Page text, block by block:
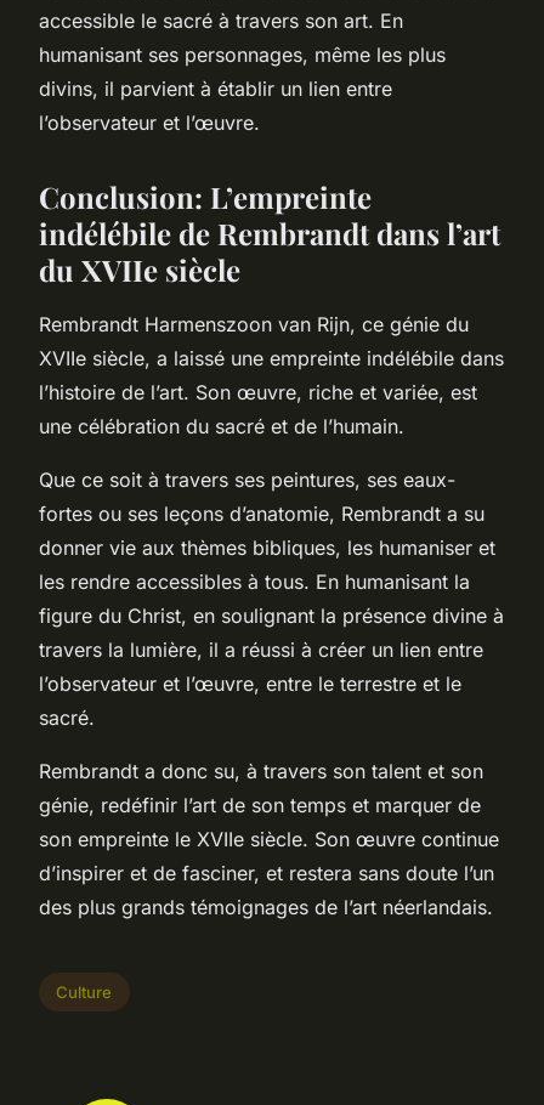
accessible le sacré à travers son art. En
humanisant ses personnages, même les plus
divins, il parvient à établir un lien entre
l’observateur et l’œuvre.
Conclusion: L’empreinte
indélébile de Rembrandt dans l’art
du XVIIe siècle
Rembrandt Harmenszoon van Rijn, ce génie du
XVIIe siècle, a laissé une empreinte indélébile dans
l’histoire de l’art. Son œuvre, riche et variée, est
une célébration du sacré et de l’humain.
Que ce soit à travers ses peintures, ses eaux-
fortes ou ses leçons d’anatomie, Rembrandt a su
donner vie aux thèmes bibliques, les humaniser et
les rendre accessibles à tous. En humanisant la
figure du Christ, en soulignant la présence divine à
travers la lumière, il a réussi à créer un lien entre
l’observateur et l’œuvre, entre le terrestre et le
sacré.
Rembrandt a donc su, à travers son talent et son
génie, redéfinir l’art de son temps et marquer de
son empreinte le XVIIe siècle. Son œuvre continue
d’inspirer et de fasciner, et restera sans doute l’un
des plus grands témoignages de l’art néerlandais.
Culture